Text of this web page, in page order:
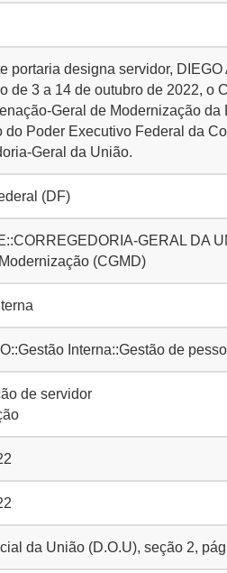
portaria designa servidor,
de 3 a 14 de outubro de 2022, o
Geral de Modernização
do Poder Executivo Federal da
Geral da União.
(DF)
GERAL DA
(CGMD)
Interna::Gestão de
de servidor
da União (D.O.U), seção 2,